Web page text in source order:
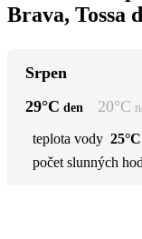
Brava, Tossa
Srpen
29°C den 20°C
teplota vody 25°C
počet slunných